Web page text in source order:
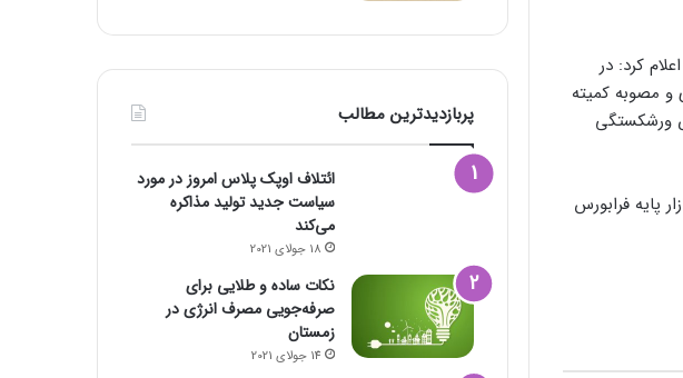
کرد: در
و مصوبه کمیته
در خصوص ورشکستگی
نارنجی بازار پایه فرابورس
پربازدیدترین مطالب
ائتلاف اوپک پلاس امروز در مورد
سیاست جدید تولید مذاکره
می‌کند
18 جولای 2021
نکات ساده و طلایی برای
صرفه‌جویی مصرف انرژی در
زمستان
14 جولای 2021